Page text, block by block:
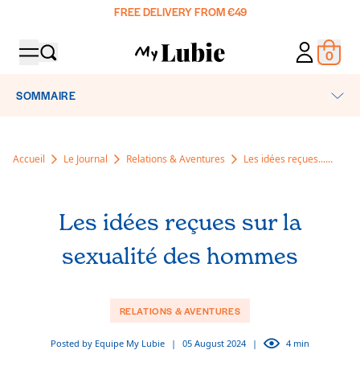
FREE DELIVERY FROM €49
SHOP
Lubricants
Condoms
Body & Ambiance
Boxes & Packs
Destination: pleasure
Manifesto
Our ingredients
MY
0
Accueil Le Journal Relations & Aventures Les idées reçues......
Les idées reçues sur la
sexualité des hommes
RELATIONS & AVENTURES
Posted by Equipe My Lubie | 05 August 2024 | 4 min
SOMMAIRE